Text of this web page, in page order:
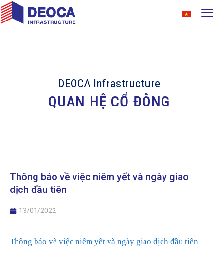
DEOCA Infrastructure
QUAN HỆ CỔ ĐÔNG
Thông báo về việc niêm yết và ngày giao
dịch đầu tiên
13/01/2022
Thông báo về việc niêm yết và ngày giao dịch đầu tiên